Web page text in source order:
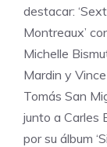
destacar:
Montreaux’
Michelle
Mardin y
Tomás San
junto a Carles
por su álbum